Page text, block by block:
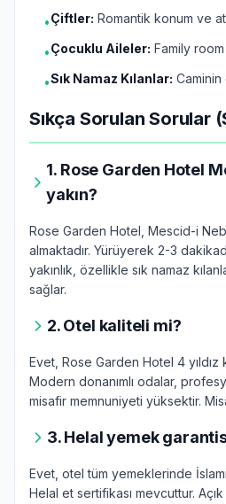
•Çiftler: Romantik konum ve
•Çocuklu Aileler: Family
•Sık Namaz Kılanlar: Caminin
Sıkça Sorulan Sorular
1. Rose Garden Hotel
yakın?
Rose Garden Hotel, Mescid-i
almaktadır. Yürüyerek 2-3
yakınlık, özellikle sık namaz
sağlar.
2. Otel kaliteli mi?
Evet, Rose Garden Hotel 4 yıldız
Modern donanımlı odalar,
misafir memnuniyeti yüksektir.
3. Helal yemek
Evet, otel tüm yemeklerinde
Helal et sertifikası mevcuttur.